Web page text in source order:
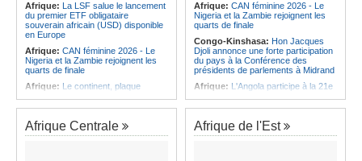
Afrique:
La LSF salue le lancement
du premier ETF obligataire
souverain africain (USD) disponible
en Europe
Afrique: CAN féminine 2026 - Le
Nigeria et la Zambie rejoignent les
quarts de finale
Afrique: Le continent, plaque
Afrique:Pourquoi l'avenir du textile
africain est bien plus prometteur que
Afrique: CAN féminine 2026 - Le
Nigeria et la Zambie rejoignent les
quarts de finale
Congo-Kinshasa: Hon Jacques
Djoli annonce une forte participation
du pays à la Conférence des
présidents de parlements à Midrand
Afrique: L'Angola participe à la 21e
Afrique:CAN féminine - La Côte
d'Ivoire affrontera l'Algérie et le
Afrique Centrale Afrique de l'Est